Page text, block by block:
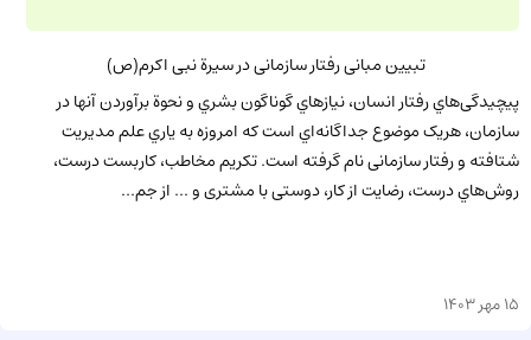
تبیین مبانی رفتار سازمانی در سیرة نبی اکرم(ص)
پیچیدگی‌هاي رفتار انسان، نیازهاي گوناگون بشري و نحوة برآوردن آنها در
سازمان، هریک موضوع جداگانه‌اي است که امروزه به یاري علم مدیریت
شتافته و رفتار سازمانی نام گرفته است. تکریم مخاطب، کاربست درست،
روش‌هاي درست، رضایت از کار، دوستی با مشتری و ... از جم...
15 مهر 1403